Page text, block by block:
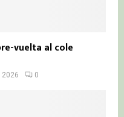
vuelta al cole
2026 0